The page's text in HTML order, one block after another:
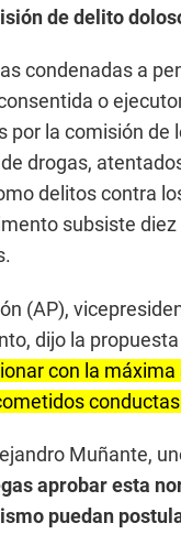
de delito
condenadas a
o
por la comisión de
drogas,
delitos contra
subsiste
(AP),
dijo la
con la
Muñante,
aprobar esta
puedan